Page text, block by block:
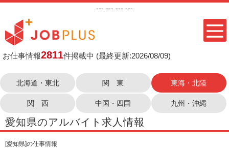
--- --- --- ---
お仕事情報2811件掲載中 (最終更新:2026/08/09)
北海道・東北 関 東 東海・北陸
関 西 中国・四国 九州・沖縄
愛知県のアルバイト求人情報
[愛知県]の仕事情報